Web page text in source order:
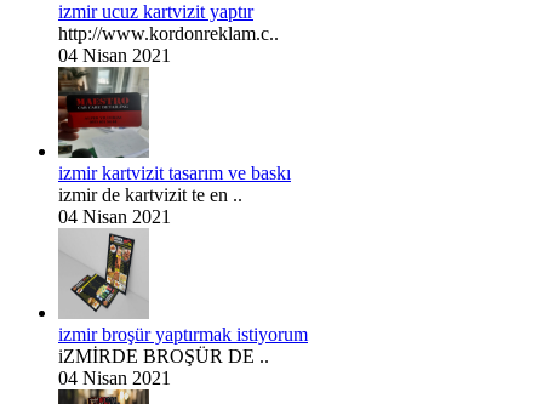
izmir ucuz kartvizit yaptır
http://www.kordonreklam.c..
04 Nisan 2021
izmir kartvizit tasarım ve baskı
izmir de kartvizit te en ..
04 Nisan 2021
izmir broşür yaptırmak istiyorum
iZMİRDE BROŞÜR DE ..
04 Nisan 2021